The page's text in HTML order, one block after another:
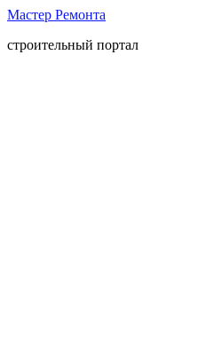
Мастер Ремонта
строительный портал